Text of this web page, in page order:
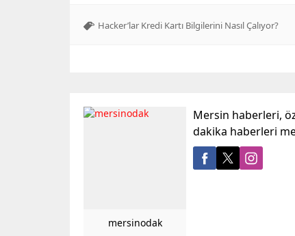
Hacker’lar Kredi Kartı Bilgilerini Nasıl Çalıyor?
mersinodak
Mersin haberleri,
dakika haberleri